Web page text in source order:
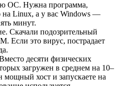
ОС. Нужна программа,
на Linux, а у вас Windows —
минут.
Скачали подозрительный
Если это вирус, пострадает
десяти физических
загружен в среднем на 10–
мощный хост и запускаете на